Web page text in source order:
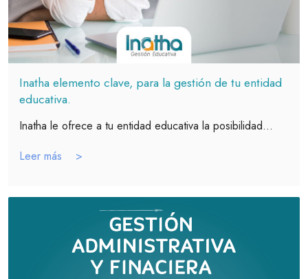
Inatha elemento clave, para la gestión de tu entidad
educativa.
Inatha le ofrece a tu entidad educativa la posibilidad...
Leer más >